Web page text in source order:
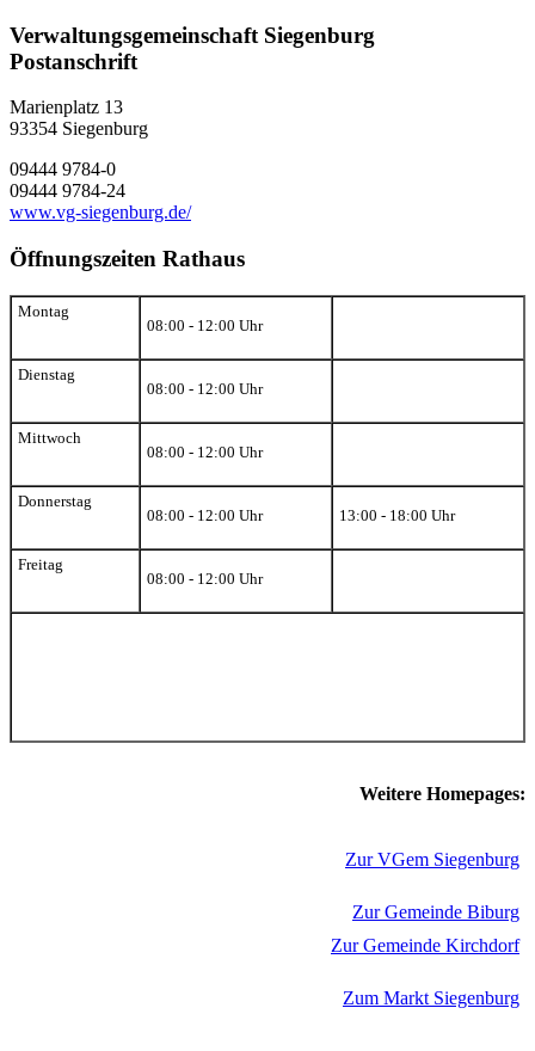
Verwaltungsgemeinschaft Siegenburg
Postanschrift
Marienplatz 13
93354 Siegenburg
09444 9784-0
09444 9784-24
www.vg-siegenburg.de/
Öffnungszeiten Rathaus
Montag
08:00 - 12:00 Uhr
Dienstag
08:00 - 12:00 Uhr
Mittwoch
08:00 - 12:00 Uhr
Donnerstag
08:00 - 12:00 Uhr
13:00 - 18:00 Uhr
Freitag
08:00 - 12:00 Uhr
Weitere Homepages:
Zur VGem Siegenburg
Zur Gemeinde Biburg
Zur Gemeinde Kirchdorf
Zum Markt Siegenburg